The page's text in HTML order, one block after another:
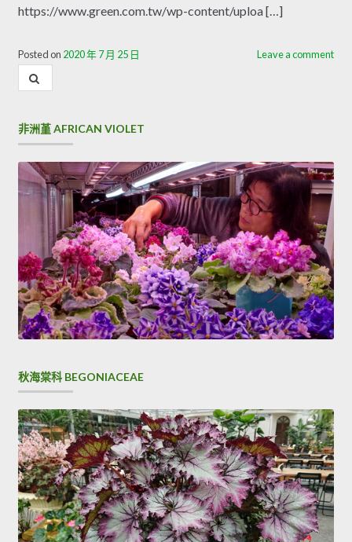
https://www.green.com.tw/wp-content/uploa […]
Posted on 2020 年 7 月 25 日 Leave a comment
容
尋
非洲堇 AFRICAN VIOLET
秋海棠科 BEGONIACEAE